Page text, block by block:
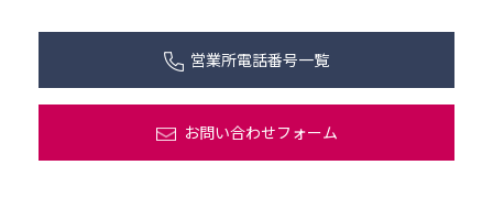
営業所電話番号一覧
お問い合わせフォーム